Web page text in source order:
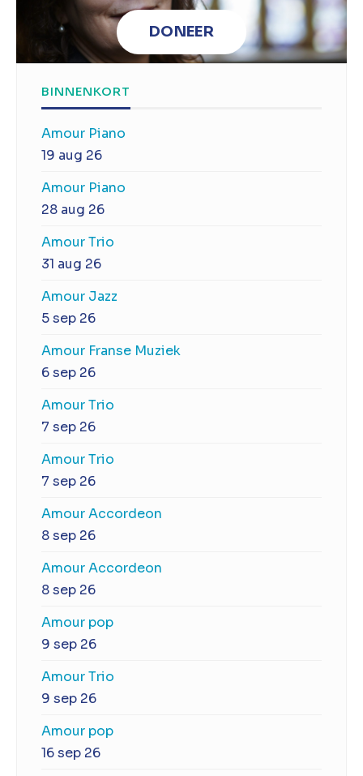
DONEER
BINNENKORT
Amour Piano
19 aug 26
Amour Piano
28 aug 26
Amour Trio
31 aug 26
Amour Jazz
5 sep 26
Amour Franse Muziek
6 sep 26
Amour Trio
7 sep 26
Amour Trio
7 sep 26
Amour Accordeon
8 sep 26
Amour Accordeon
8 sep 26
Amour pop
9 sep 26
Amour Trio
9 sep 26
Amour pop
16 sep 26